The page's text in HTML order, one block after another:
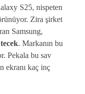
S25, nispeten
Zira şirket
Samsung,
. Markanın bu
Pekala bu sav
ekranı kaç inç